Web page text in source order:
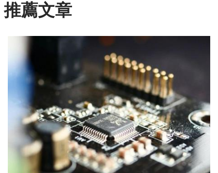
推薦文章